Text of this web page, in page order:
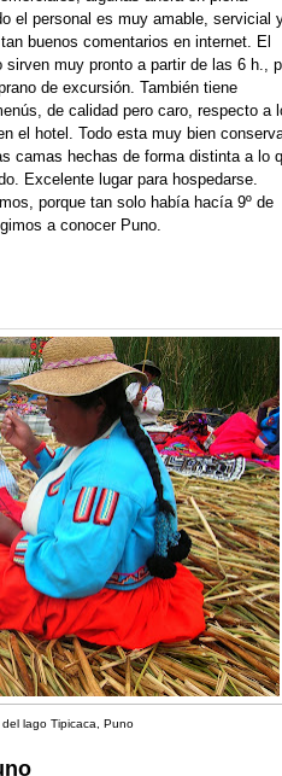
el personal es muy amable, servicial
buenos comentarios en internet. El
muy pronto a partir de las 6 h.,
de excursión. También tiene
de calidad pero caro, respecto a
el hotel. Todo esta muy bien
camas hechas de forma distinta a lo
Excelente lugar para hospedarse.
porque tan solo había hacía 9º de
a conocer Puno.
del lago Tipicaca, Puno
Desde 700 € quincena